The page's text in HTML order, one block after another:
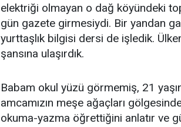
elektriği olmayan o dağ köyündeki
gün gazete girmesiydi. Bir yandan
yurttaşlık bilgisi dersi de işledik.
şansına ulaşırdık.
Babam okul yüzü görmemiş, 21
amcamızın meşe ağaçları
okuma-yazma öğrettiğini anlatır ve